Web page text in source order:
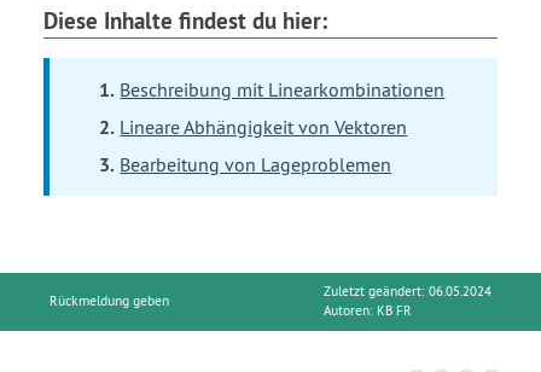
Diese Inhalte findest du hier:
Beschreibung mit Linearkombinationen
Lineare Abhängigkeit von Vektoren
Bearbeitung von Lageproblemen
Rückmeldung geben
Zuletzt geändert: 06.05.2024
Autoren: KB FR